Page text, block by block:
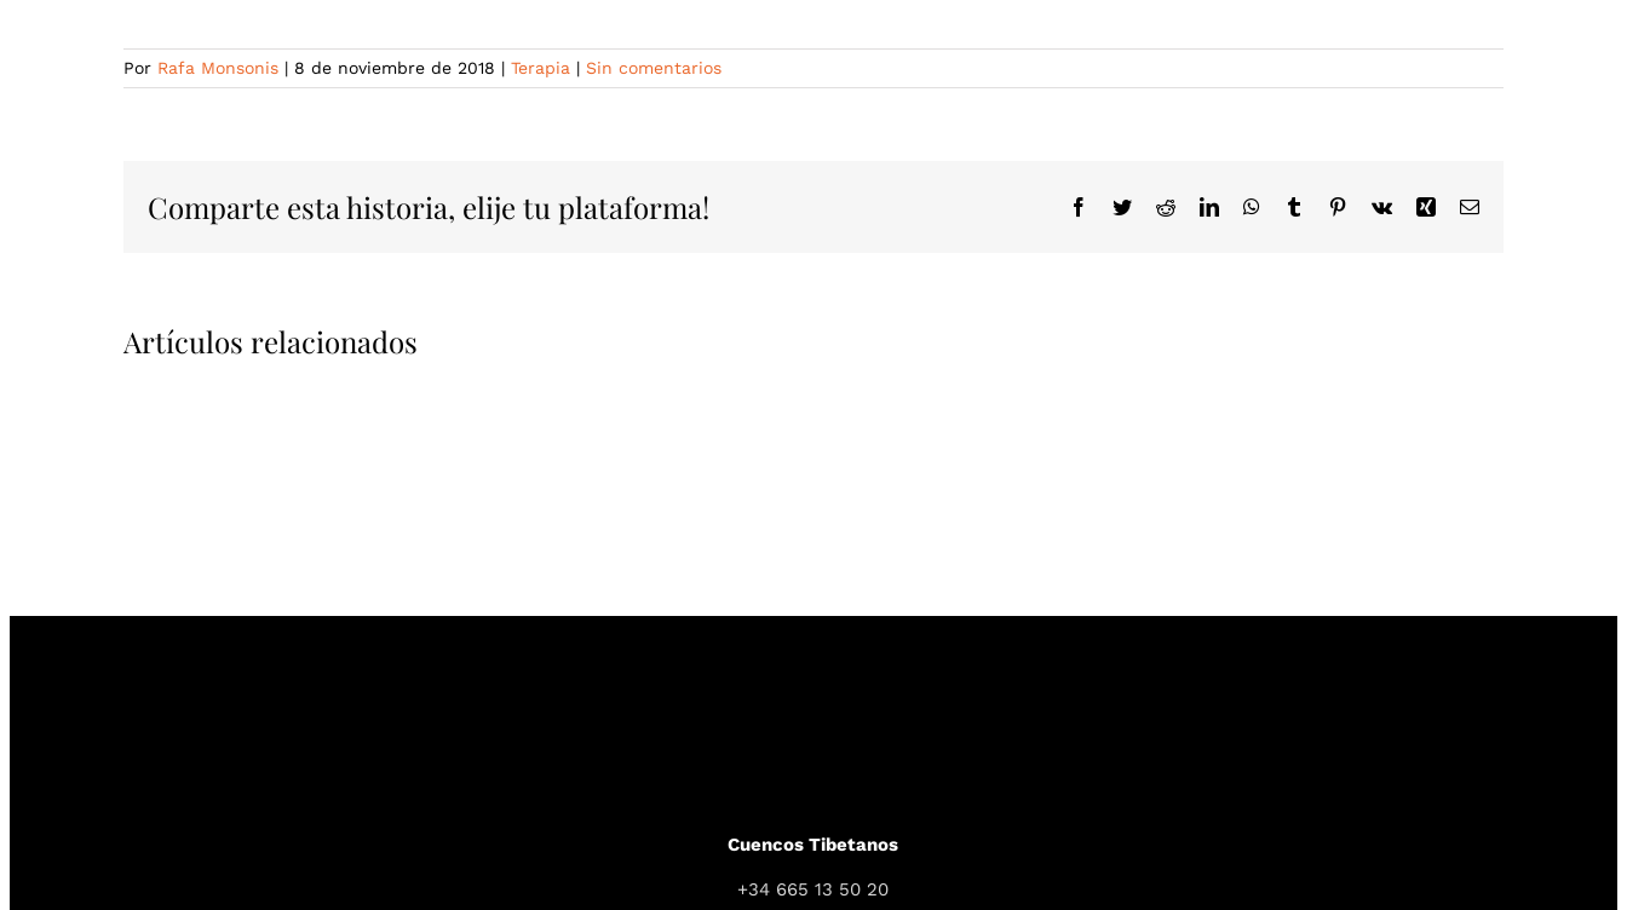
Por Rafa Monsonis | 8 de noviembre de 2018 | Terapia | Sin comentarios
Comparte esta historia, elije tu plataforma! Facebook
TwitterRedditLinkedInWhatsApp
Tumblr Pinterest
Vk Xing Correo
Artículos relacionados
Cuencos Tibetanos
+34 665 13 50 20